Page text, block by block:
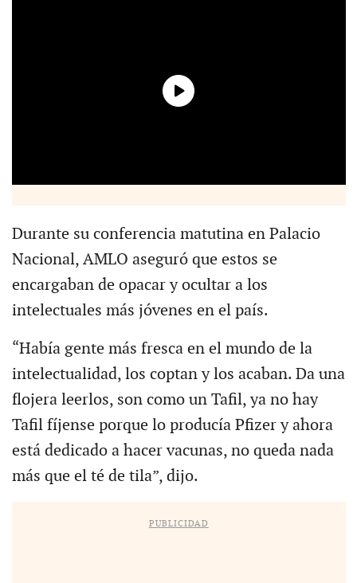
Durante su conferencia matutina en Palacio
Nacional, AMLO aseguró que estos se
encargaban de opacar y ocultar a los
intelectuales más jóvenes en el país.
“Había gente más fresca en el mundo de la
intelectualidad, los coptan y los acaban. Da una
flojera leerlos, son como un Tafil, ya no hay
Tafil fíjense porque lo producía Pfizer y ahora
está dedicado a hacer vacunas, no queda nada
más que el té de tila”, dijo.
PUBLICIDAD